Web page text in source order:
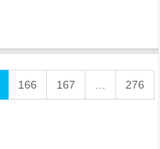
166 167 276